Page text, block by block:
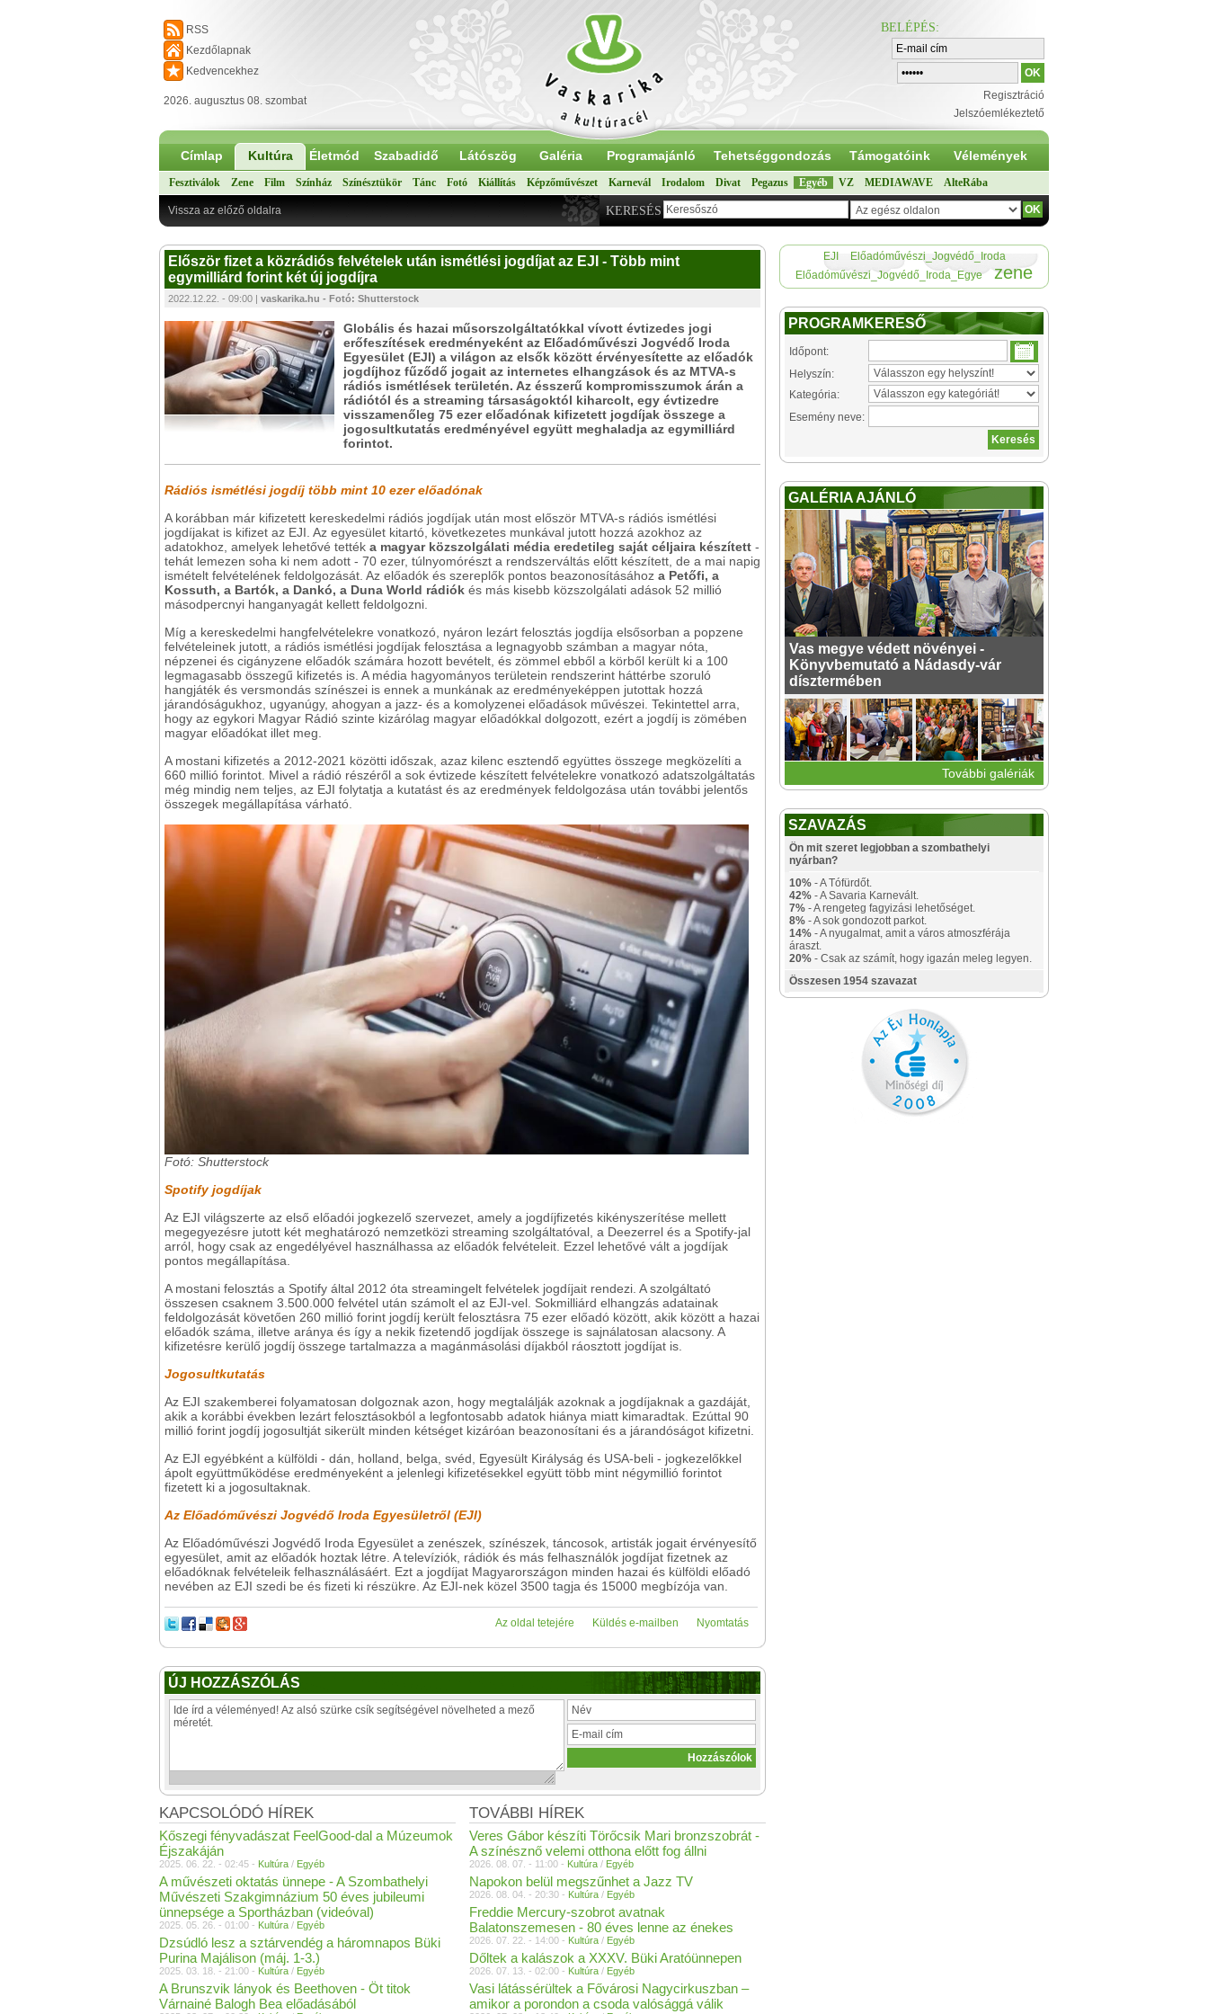
RSS
Kezdőlapnak
Kedvencekhez
2026. augusztus 08. szombat
BELÉPÉS:
Regisztráció
Jelszóemlékeztető
Címlap Kultúra Életmód Szabadidő Látószög Galéria Programajánló Tehetséggondozás Támogatóink Vélemények
Fesztiválok Zene Film Színház Színésztükör Tánc Fotó Kiállítás Képzőművészet Karnevál Irodalom Divat Pegazus Egyéb VZ MEDIAWAVE AlteRába
KERESÉS
Vissza az előző oldalra
Először fizet a közrádiós felvételek után ismétlési jogdíjat az EJI - Több mint
egymilliárd forint két új jogdíjra
2022.12.22. - 09:00 | vaskarika.hu - Fotó: Shutterstock
Globális és hazai műsorszolgáltatókkal vívott évtizedes jogi
erőfeszítések eredményeként az Előadóművészi Jogvédő Iroda
Egyesület (EJI) a világon az elsők között érvényesítette az előadók
jogdíjhoz fűződő jogait az internetes elhangzások és az MTVA-s
rádiós ismétlések területén. Az ésszerű kompromisszumok árán a
rádiótól és a streaming társaságoktól kiharcolt, egy évtizedre
visszamenőleg 75 ezer előadónak kifizetett jogdíjak összege a
jogosultkutatás eredményével együtt meghaladja az egymilliárd
forintot.
Rádiós ismétlési jogdíj több mint 10 ezer előadónak
A korábban már kifizetett kereskedelmi rádiós jogdíjak után most először MTVA-s rádiós ismétlési
jogdíjakat is kifizet az EJI. Az egyesület kitartó, következetes munkával jutott hozzá azokhoz az
adatokhoz, amelyek lehetővé tették a magyar közszolgálati média eredetileg saját céljaira készített -
tehát lemezen soha ki nem adott - 70 ezer, túlnyomórészt a rendszerváltás előtt készített, de a mai napig
ismételt felvételének feldolgozását. Az előadók és szereplők pontos beazonosításához a Petőfi, a
Kossuth, a Bartók, a Dankó, a Duna World rádiók és más kisebb közszolgálati adások 52 millió
másodpercnyi hanganyagát kellett feldolgozni.
Míg a kereskedelmi hangfelvételekre vonatkozó, nyáron lezárt felosztás jogdíja elsősorban a popzene
felvételeinek jutott, a rádiós ismétlési jogdíjak felosztása a legnagyobb számban a magyar nóta,
népzenei és cigányzene előadók számára hozott bevételt, és zömmel ebből a körből került ki a 100
legmagasabb összegű kifizetés is. A média hagyományos területein rendszerint háttérbe szoruló
hangjáték és versmondás színészei is ennek a munkának az eredményeképpen jutottak hozzá
járandóságukhoz, ugyanúgy, ahogyan a jazz- és a komolyzenei előadások művészei. Tekintettel arra,
hogy az egykori Magyar Rádió szinte kizárólag magyar előadókkal dolgozott, ezért a jogdíj is zömében
magyar előadókat illet meg.
A mostani kifizetés a 2012-2021 közötti időszak, azaz kilenc esztendő együttes összege megközelíti a
660 millió forintot. Mivel a rádió részéről a sok évtizede készített felvételekre vonatkozó adatszolgáltatás
még mindig nem teljes, az EJI folytatja a kutatást és az eredmények feldolgozása után további jelentős
összegek megállapítása várható.
Fotó: Shutterstock
Spotify jogdíjak
Az EJI világszerte az első előadói jogkezelő szervezet, amely a jogdíjfizetés kikényszerítése mellett
megegyezésre jutott két meghatározó nemzetközi streaming szolgáltatóval, a Deezerrel és a Spotify-jal
arról, hogy csak az engedélyével használhassa az előadók felvételeit. Ezzel lehetővé vált a jogdíjak
pontos megállapítása.
A mostani felosztás a Spotify által 2012 óta streamingelt felvételek jogdíjait rendezi. A szolgáltató
összesen csaknem 3.500.000 felvétel után számolt el az EJI-vel. Sokmilliárd elhangzás adatainak
feldolgozását követően 260 millió forint jogdíj került felosztásra 75 ezer előadó között, akik között a hazai
előadók száma, illetve aránya és így a nekik fizetendő jogdíjak összege is sajnálatosan alacsony. A
kifizetésre kerülő jogdíj összege tartalmazza a magánmásolási díjakból ráosztott jogdíjat is.
Jogosultkutatás
Az EJI szakemberei folyamatosan dolgoznak azon, hogy megtalálják azoknak a jogdíjaknak a gazdáját,
akik a korábbi években lezárt felosztásokból a legfontosabb adatok hiánya miatt kimaradtak. Ezúttal 90
millió forint jogdíj jogosultját sikerült minden kétséget kizáróan beazonosítani és a járandóságot kifizetni.
Az EJI egyébként a külföldi - dán, holland, belga, svéd, Egyesült Királyság és USA-beli - jogkezelőkkel
ápolt együttműködése eredményeként a jelenlegi kifizetésekkel együtt több mint négymillió forintot
fizetett ki a jogosultaknak.
Az Előadóművészi Jogvédő Iroda Egyesületről (EJI)
Az Előadóművészi Jogvédő Iroda Egyesület a zenészek, színészek, táncosok, artisták jogait érvényesítő
egyesület, amit az előadók hoztak létre. A televíziók, rádiók és más felhasználók jogdíjat fizetnek az
előadóknak felvételeik felhasználásáért. Ezt a jogdíjat Magyarországon minden hazai és külföldi előadó
nevében az EJI szedi be és fizeti ki részükre. Az EJI-nek közel 3500 tagja és 15000 megbízója van.
Nyomtatás
Küldés e-mailben
Az oldal tetejére
ÚJ HOZZÁSZÓLÁS
TOVÁBBI HÍREK
Veres Gábor készíti Törőcsik Mari bronzszobrát -
A színésznő velemi otthona előtt fog állni
2026. 08. 07. - 11:00 - Kultúra / Egyéb
Napokon belül megszűnhet a Jazz TV
2026. 08. 04. - 20:30 - Kultúra / Egyéb
Freddie Mercury-szobrot avatnak
Balatonszemesen - 80 éves lenne az énekes
2026. 07. 22. - 14:00 - Kultúra / Egyéb
Dőltek a kalászok a XXXV. Büki Aratóünnepen
2026. 07. 13. - 02:00 - Kultúra / Egyéb
Vasi látássérültek a Fővárosi Nagycirkuszban –
amikor a porondon a csoda valósággá válik
KAPCSOLÓDÓ HÍREK
Kőszegi fényvadászat FeelGood-dal a Múzeumok
Éjszakáján
2025. 06. 22. - 02:45 - Kultúra / Egyéb
A művészeti oktatás ünnepe - A Szombathelyi
Művészeti Szakgimnázium 50 éves jubileumi
ünnepsége a Sportházban (videóval)
2025. 05. 26. - 01:00 - Kultúra / Egyéb
Dzsúdló lesz a sztárvendég a háromnapos Büki
Purina Majálison (máj. 1-3.)
2025. 03. 18. - 21:00 - Kultúra / Egyéb
A Brunszvik lányok és Beethoven - Öt titok
Várnainé Balogh Bea előadásából
EJI
Előadóművészi_Jogvédő_Iroda
Előadóművészi_Jogvédő_Iroda_Egye
zene
PROGRAMKERESŐ
Időpont:
Helyszín:
Kategória:
Esemény neve:
GALÉRIA AJÁNLÓ
Vas megye védett növényei -
Könyvbemutató a Nádasdy-vár
dísztermében
További galériák
SZAVAZÁS
Ön mit szeret legjobban a szombathelyi
nyárban?
10% - A Tófürdőt.
42% - A Savaria Karnevált.
7% - A rengeteg fagyizási lehetőséget.
8% - A sok gondozott parkot.
14% - A nyugalmat, amit a város atmoszférája
áraszt.
20% - Csak az számít, hogy igazán meleg legyen.
Összesen 1954 szavazat